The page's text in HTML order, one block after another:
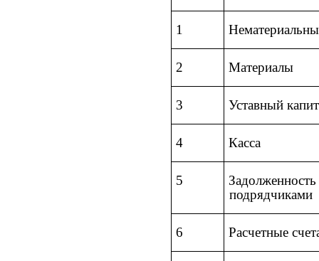
1
2 Материалы
3 Уставный
4 Касса
5
подрядчиками
6 Расчетные